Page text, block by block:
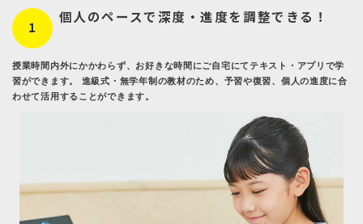
1
個人のペースで深度・進度を調整できる！
授業時間内外にかかわらず、お好きな時間にご自宅にてテキスト・アプリで学
習ができます。 進級式・無学年制の教材のため、予習や復習、個人の進度に合
わせて活用することができます。